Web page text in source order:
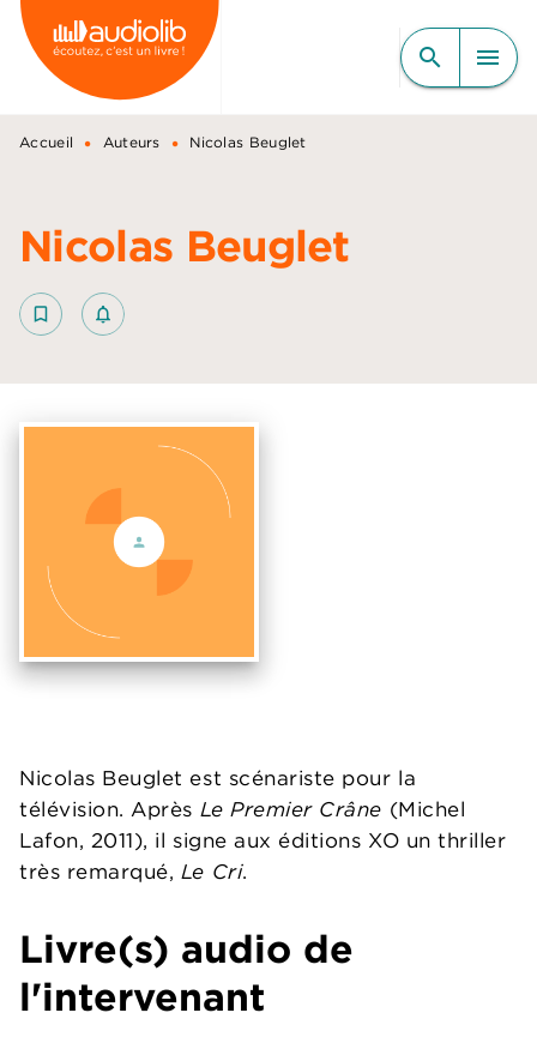
MENU RECHERCHE
CONTENU
PIED DE PAGE
search menu
Accueil • Auteurs • Nicolas Beuglet
Nicolas Beuglet
bookmark_border notifications_none_outlined
Nicolas Beuglet est scénariste pour la
télévision. Après Le Premier Crâne (Michel
Lafon, 2011), il signe aux éditions XO un thriller
très remarqué, Le Cri.
Livre(s) audio de
l'intervenant